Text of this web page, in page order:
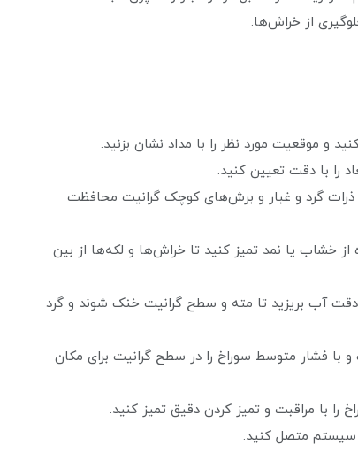
از خراش‌ها.
و موقعیت مورد نظر را با مداد نشان بزنید.
را با دقت تعیین کنید.
ذرات گرد و غبار و برش‌های کوچک گرانیت محافظت
از خشاب یا نمد تمیز کنید تا خراش‌ها و لکه‌ها از بین
آب بریزید تا مته و سطح گرانیت خنک شوند و گرد
و با فشار متوسط سوراخ را در سطح گرانیت برای مکان
با مراقبت و تمیز کردن دقیق تمیز کنید.
متصل کنید.